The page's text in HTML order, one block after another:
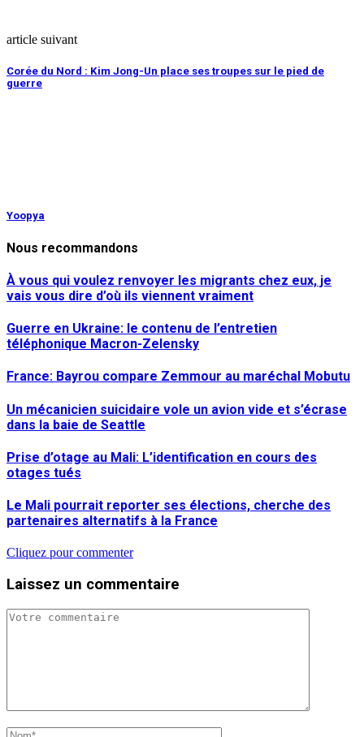
article suivant
Corée du Nord : Kim Jong-Un place ses troupes sur le pied de
guerre
Yoopya
Nous recommandons
À vous qui voulez renvoyer les migrants chez eux, je
vais vous dire d’où ils viennent vraiment
Guerre en Ukraine: le contenu de l’entretien
téléphonique Macron-Zelensky
France: Bayrou compare Zemmour au maréchal Mobutu
Un mécanicien suicidaire vole un avion vide et s’écrase
dans la baie de Seattle
Prise d’otage au Mali: L’identification en cours des
otages tués
Le Mali pourrait reporter ses élections, cherche des
partenaires alternatifs à la France
Cliquez pour commenter
Laissez un commentaire